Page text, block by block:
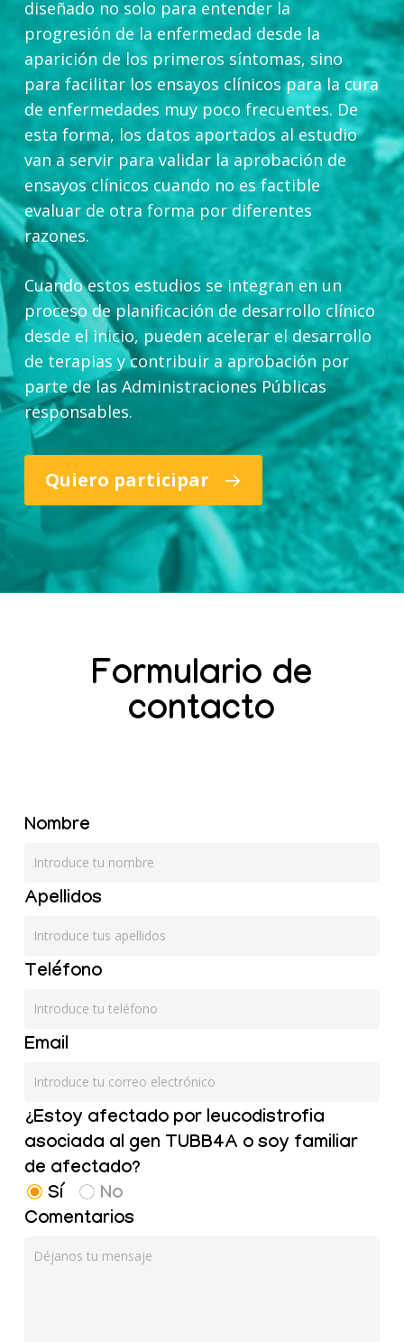
diseñado no solo para entender la
progresión de la enfermedad desde la
aparición de los primeros síntomas, sino
para facilitar los ensayos clínicos para la cura
de enfermedades muy poco frecuentes. De
esta forma, los datos aportados al estudio
van a servir para validar la aprobación de
ensayos clínicos cuando no es factible
evaluar de otra forma por diferentes
razones.
Cuando estos estudios se integran en un
proceso de planificación de desarrollo clínico
desde el inicio, pueden acelerar el desarrollo
de terapias y contribuir a aprobación por
parte de las Administraciones Públicas
responsables.
Quiero participar
Formulario de
contacto
Nombre
Apellidos
Teléfono
Email
¿Estoy afectado por leucodistrofia
asociada al gen TUBB4A o soy familiar
de afectado?
Sí
No
Comentarios